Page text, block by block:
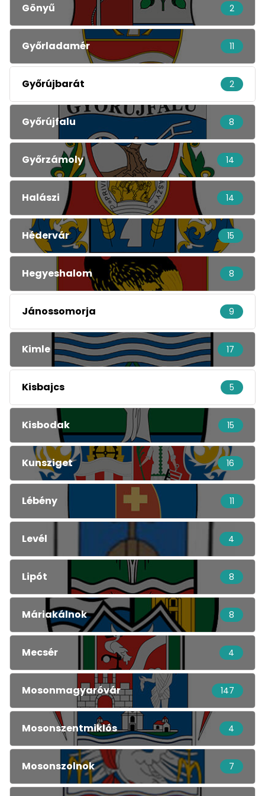
Gönyű 2
Győrladamér 11
Győrújbarát 2
Győrújfalu 8
Győrzámoly 14
Halászi 14
Hédervár 15
Hegyeshalom 8
Jánossomorja 9
Kimle 17
Kisbajcs 5
Kisbodak 15
Kunsziget 16
Lébény 11
Levél 4
Lipót 8
Máriakálnok 8
Mecsér 4
Mosonmagyaróvár 147
Mosonszentmiklós 4
Mosonszolnok 7